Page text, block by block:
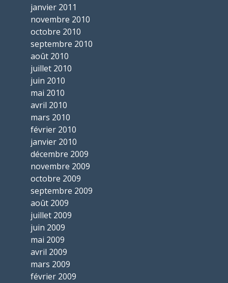
janvier 2011
novembre 2010
octobre 2010
septembre 2010
août 2010
juillet 2010
juin 2010
mai 2010
avril 2010
mars 2010
février 2010
janvier 2010
décembre 2009
novembre 2009
octobre 2009
septembre 2009
août 2009
juillet 2009
juin 2009
mai 2009
avril 2009
mars 2009
février 2009